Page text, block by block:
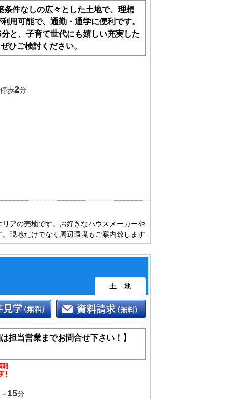
件なしの広々とした土地で、理想
用可能で、通勤・通学に便利です。
と、子育て世代にも嬉しい充実した
ひご検討ください。
歩2分
アの売地です。お好きなハウスメーカーや
現地だけでなく周辺環境もご案内致します
担当営業までお問合せ下さい！】
15分